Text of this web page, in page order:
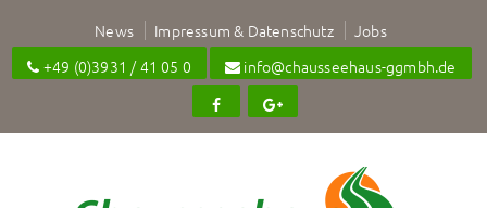
News Impressum & Datenschutz
Jobs
+49 (0)3931 / 41 05 0
info@chausseehaus-ggmbh.de